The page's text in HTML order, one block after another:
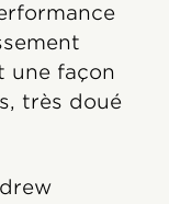
une façon
très doué